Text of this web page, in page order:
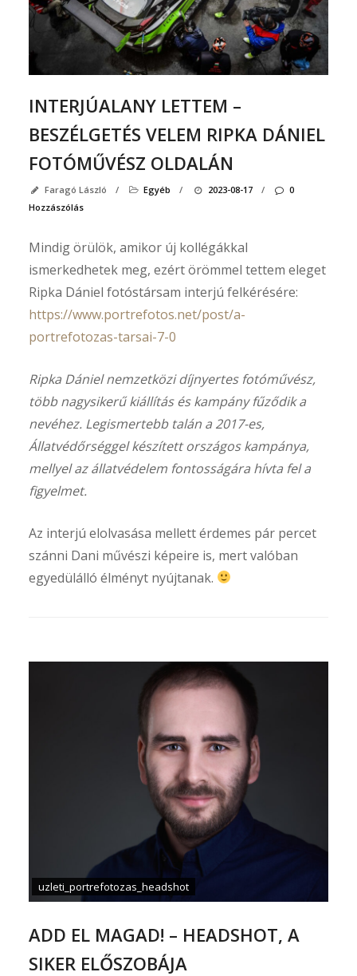
INTERJÚALANY LETTEM –
BESZÉLGETÉS VELEM RIPKA DÁNIEL
FOTÓMŰVÉSZ OLDALÁN
Faragó László / Egyéb / 2023-08-17 /
0
Hozzászólás
Mindig örülök, amikor új kollégákkal
ismerkedhetek meg, ezért örömmel tettem eleget
Ripka Dániel fotóstársam interjú felkérésére:
https://www.portrefotos.net/post/a-
portrefotozas-tarsai-7-0
Ripka Dániel nemzetközi díjnyertes fotóművész,
több nagysikerű kiállítás és kampány fűződik a
nevéhez. Legismertebb talán a 2017-es,
Állatvédőrséggel készített országos kampánya,
mellyel az állatvédelem fontosságára hívta fel a
figyelmet.
Az interjú elolvasása mellett érdemes pár percet
szánni Dani művészi képeire is, mert valóban
egyedülálló élményt nyújtanak.
uzleti_portrefotozas_headshot
ADD EL MAGAD! – HEADSHOT, A
SIKER ELŐSZOBÁJA